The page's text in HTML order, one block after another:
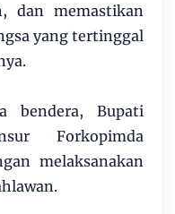
dan memastikan
yang tertinggal
bendera, Bupati
Forkopimda
melaksanakan